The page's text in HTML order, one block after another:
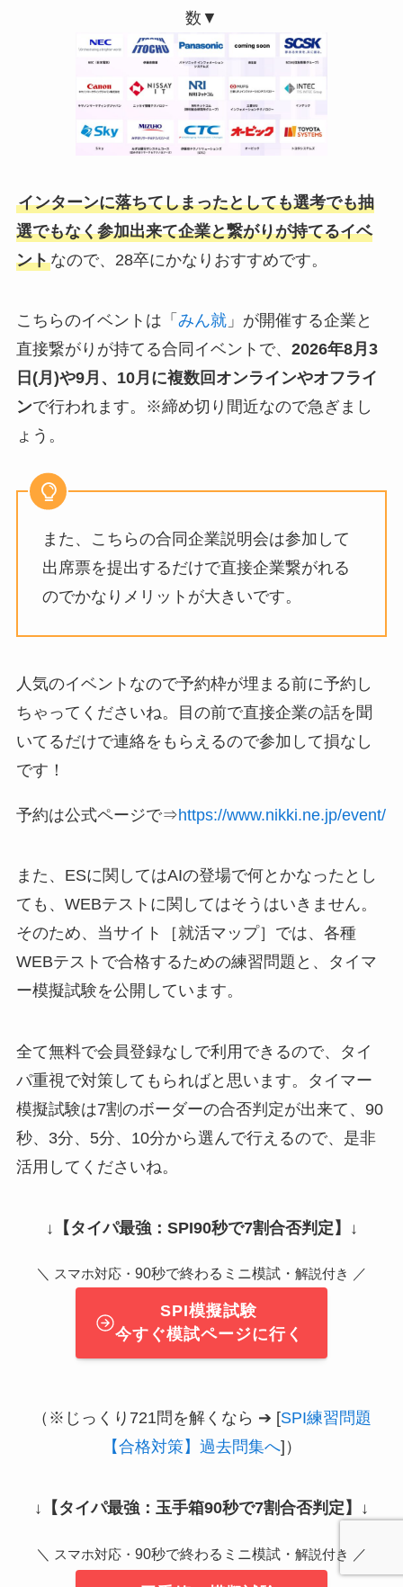
数▼
インターンに落ちてしまったとしても選考でも抽
選でもなく参加出来て企業と繋がりが持てるイベ
ントなので、28卒にかなりおすすめです。
こちらのイベントは「 みん就」が開催する企業と
直接繋がりが持てる合同イベントで、 2026年8月3
日(月)や9月、10月 に複数回オンラインやオフライ
ンで行われます。※締め切り間近なので急ぎまし
ょう。
また、こちらの合同企業説明会は参加して
出席票を提出するだけで直接企業繋がれる
のでかなりメリットが大きいです。
人気のイベントなので予約枠が埋まる前に予約し
ちゃってくださいね。目の前で直接企業の話を聞
いてるだけで連絡をもらえるので参加して損なし
です！
予約は公式ページで⇒https://www.nikki.ne.jp/event/
また、ESに関してはAIの登場で何とかなったとし
ても、WEBテストに関してはそうはいきません。
そのため、当サイト［就活マップ］では、各種
WEBテストで合格するための練習問題と、タイマ
ー模擬試験を公開しています。
全て無料で会員登録なしで利用できるので、タイ
パ重視で対策してもらればと思います。タイマー
模擬試験は7割のボーダーの合否判定が出来て、90
秒、3分、5分、10分から選んで行えるので、是非
活用してくださいね。
↓ 【タイパ最強：SPI90秒で7割合否判定】 ↓
＼ スマホ対応・ 90秒で終わるミニ模試・ 解説付き ／
SPI模擬試験
今すぐ模試ページに行く
（※じっくり721問を解くなら ➔ [SPI練習問題
【合格対策】過去問集へ]）
↓ 【タイパ最強：玉手箱90秒で7割合否判定】 ↓
＼ スマホ対応・ 90秒で終わるミニ模試・ 解説付き ／